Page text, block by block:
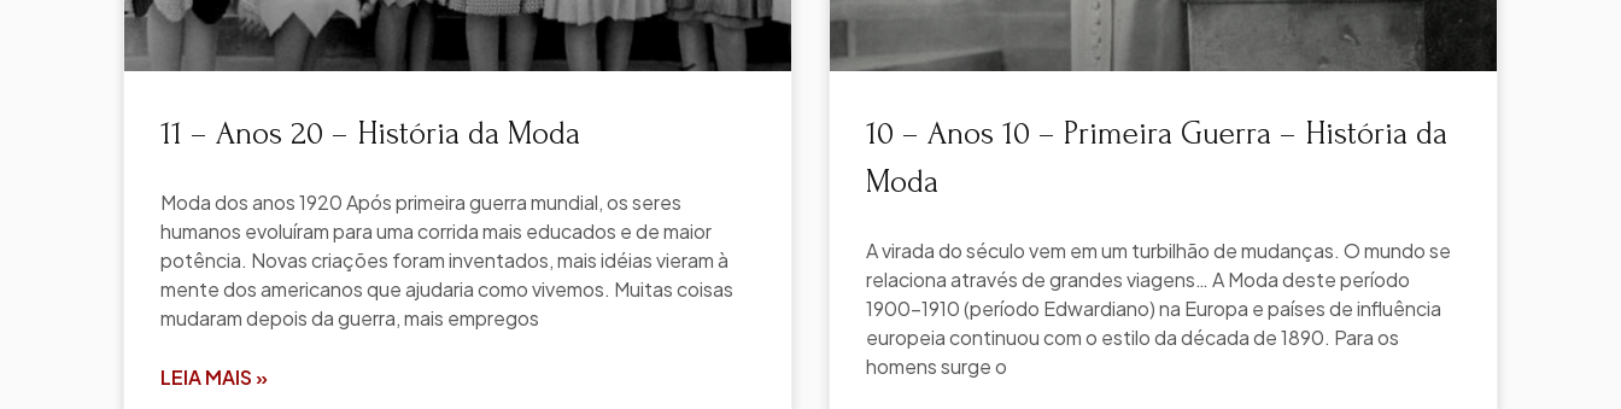
11 – Anos 20 – História da Moda
Moda dos anos 1920 Após primeira guerra mundial, os seres
humanos evoluíram para uma corrida mais educados e de maior
potência. Novas criações foram inventados, mais idéias vieram à
mente dos americanos que ajudaria como vivemos. Muitas coisas
mudaram depois da guerra, mais empregos
LEIA MAIS »
10 – Anos 10 – Primeira Guerra – História da
Moda
A virada do século vem em um turbilhão de mudanças. O mundo se
relaciona através de grandes viagens… A Moda deste período
1900-1910 (período Edwardiano) na Europa e países de influência
europeia continuou com o estilo da década de 1890. Para os
homens surge o